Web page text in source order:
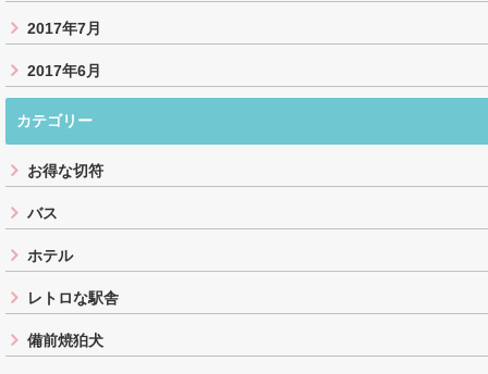
2017年7月
2017年6月
カテゴリー
お得な切符
バス
ホテル
レトロな駅舎
備前焼狛犬